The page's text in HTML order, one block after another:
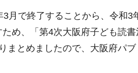
で終了することから、令和
め、「第4次大阪府子ども読
とめましたので、大阪府パ